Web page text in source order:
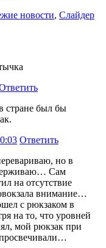
новости, Слайдер
стране был бы
Ответить
но в
Сам
на отсутствие
внимание…
с рюкзаком в
на то, что уровней
мой рюкзак при
просвечивали…